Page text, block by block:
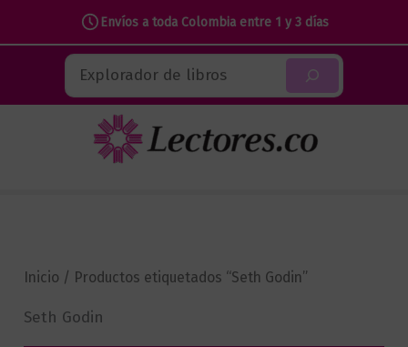
Envíos a toda Colombia entre 1 y 3 días
contenido
Buscar
Inicio / Productos etiquetados “Seth Godin”
Seth Godin